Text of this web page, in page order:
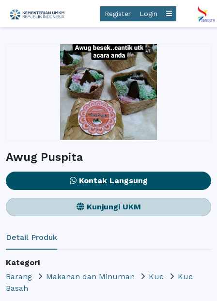
Register Login
Awug Puspita
Kontak Langsung
Kunjungi UKM
Detail Produk
Kategori
Barang
Makanan dan Minuman Kue
Kue
Basah